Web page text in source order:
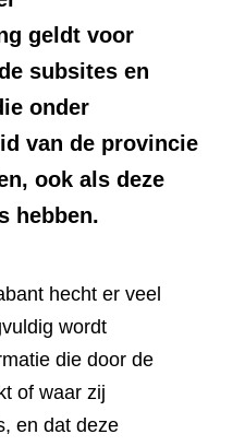
geldt voor
subsites en
onder
van de provincie
ook als deze
hebben.
hecht er veel
wordt
die door de
of waar zij
en dat deze